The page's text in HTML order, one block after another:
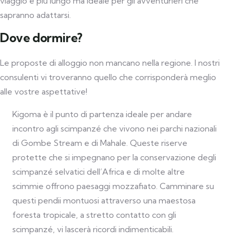
sapranno adattarsi.
Dove dormire?
Le proposte di alloggio non mancano nella regione. I nostri
consulenti vi troveranno quello che corrisponderà meglio
alle vostre aspettative!
Kigoma è il punto di partenza ideale per andare
incontro agli scimpanzé che vivono nei parchi nazionali
di Gombe Stream e di Mahale. Queste riserve
protette che si impegnano per la conservazione degli
scimpanzé selvatici dell’Africa e di molte altre
scimmie offrono paesaggi mozzafiato. Camminare su
questi pendii montuosi attraverso una maestosa
foresta tropicale, a stretto contatto con gli
scimpanzé, vi lascerà ricordi indimenticabili.